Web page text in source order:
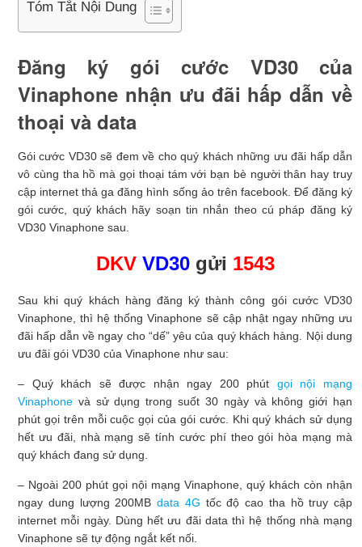
Tóm Tắt Nội Dung
Đăng ký gói cước VD30 của
Vinaphone nhận ưu đãi hấp dẫn về
thoại và data
Gói cước VD30 sẽ đem về cho quý khách những ưu đãi hấp dẫn
vô cùng tha hồ mà gọi thoại tám với bạn bè người thân hay truy
cập internet thả ga đăng hình sống ảo trên facebook. Để đăng ký
gói cước, quý khách hãy soạn tin nhắn theo cú pháp đăng ký
VD30 Vinaphone sau.
DKV VD30gửi 1543
Sau khi quý khách hàng đăng ký thành công gói cước VD30
Vinaphone, thì hệ thống Vinaphone sẽ cập nhật ngay những ưu
đãi hấp dẫn về ngay cho “dế” yêu của quý khách hàng. Nội dung
ưu đãi gói VD30 của Vinaphone như sau:
– Quý khách sẽ được nhận ngay 200 phút gọi nội mạng
Vinaphone và sử dụng trong suốt 30 ngày và không giới hạn
phút gọi trên mỗi cuộc gọi của gói cước. Khi quý khách sử dụng
hết ưu đãi, nhà mạng sẽ tính cước phí theo gói hòa mạng mà
quý khách đang sử dụng.
– Ngoài 200 phút gọi nội mạng Vinaphone, quý khách còn nhận
ngay dung lượng 200MB data 4G tốc độ cao tha hồ truy cập
internet mỗi ngày. Dùng hết ưu đãi data thì hệ thống nhà mạng
Vinaphone sẽ tự động ngắt kết nối.